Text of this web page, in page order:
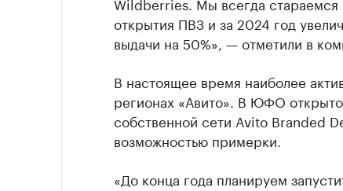
открытия ПВЗ и за 2024 год
выдачи на 50%», — отметили в
В настоящее время наиболее
регионах «Авито». В ЮФО
собственной сети Avito Branded
возможностью примерки.
«До конца года планируем